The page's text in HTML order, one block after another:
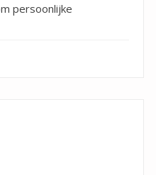
persoonlijke